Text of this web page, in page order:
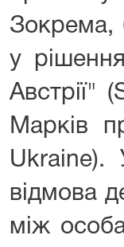
Зокрема,
у
Австрії"
Марків
відмова
між